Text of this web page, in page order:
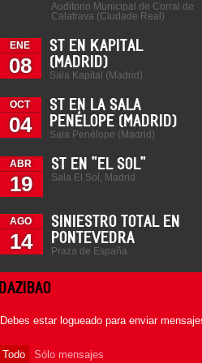
Auditorio Municipal de Corral de
Calatrava (Ciudade Real)
ENE
08
ST EN KAPITAL
(MADRID)
Sala Kapital (Madrid)
OCT
04
ST EN LA SALA
PENÉLOPE (MADRID)
Sala Penélope (Madrid)
ABR
19
ST EN "EL SOL"
Sala El Sol, Madrid
AGO
14
SINIESTRO TOTAL EN
PONTEVEDRA
Praza de España
DAZIBAO
Debes estar logueado para enviar
Todo Sólo mensajes